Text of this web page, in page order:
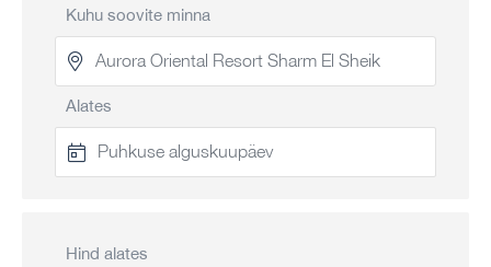
Kuhu soovite minna
Alates
Hind alates